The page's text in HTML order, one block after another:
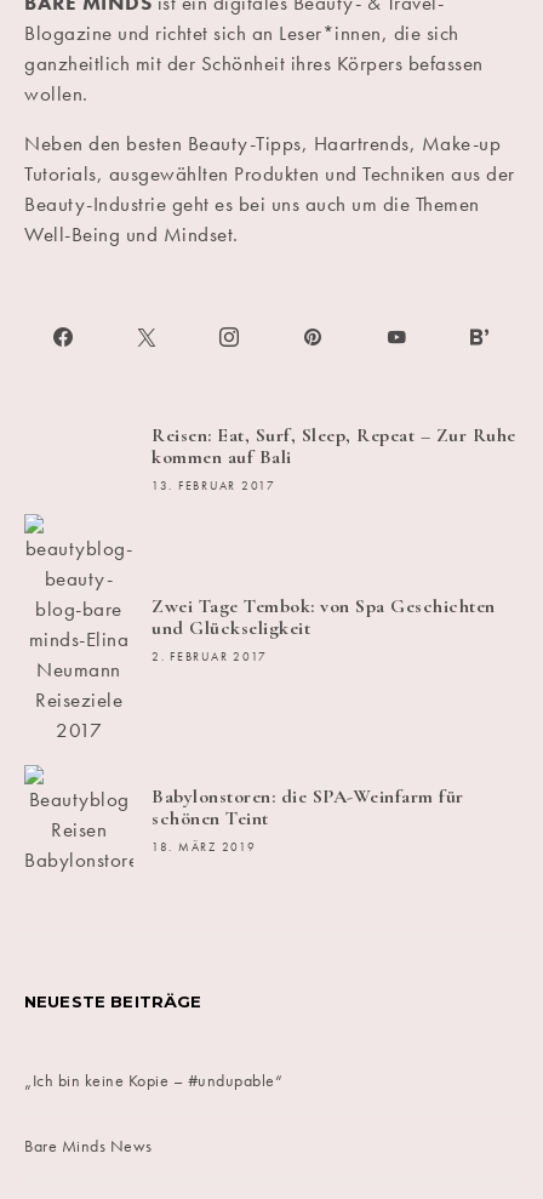
Blogazine und richtet sich an Leser*innen, die sich
ganzheitlich mit der Schönheit ihres Körpers befassen
wollen.
Neben den besten Beauty-Tipps, Haartrends, Make-up
Tutorials, ausgewählten Produkten und Techniken aus der
Beauty-Industrie geht es bei uns auch um die Themen
Well-Being und Mindset.
Reisen: Eat, Surf, Sleep, Repeat – Zur Ruhe
kommen auf Bali
13. FEBRUAR 2017
Zwei Tage Tembok: von Spa Geschichten
und Glückseligkeit
2. FEBRUAR 2017
Babylonstoren: die SPA-Weinfarm für
schönen Teint
18. MÄRZ 2019
NEUESTE BEITRÄGE
„Ich bin keine Kopie – #undupable“
Bare Minds News